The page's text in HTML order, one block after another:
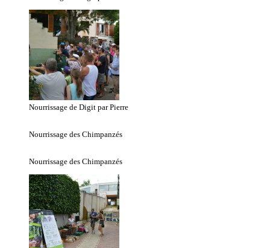
Nourrissage de Digit par Pierre
Nourrissage des Chimpanzés
Nourrissage des Chimpanzés